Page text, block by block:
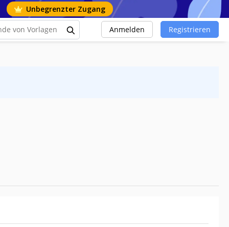
Unbegrenzter Zugang
Anmelden Registrieren